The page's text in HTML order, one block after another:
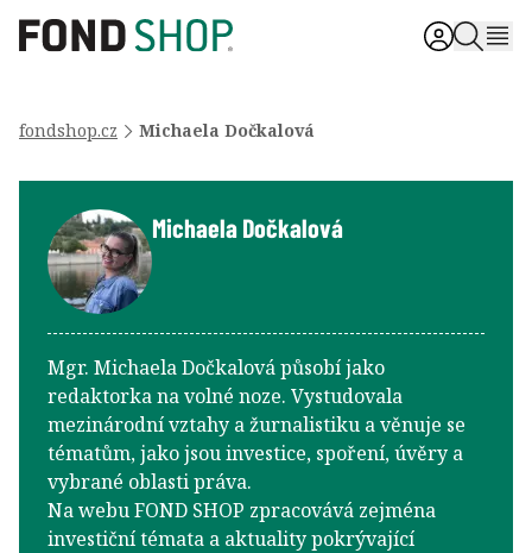
fondshop.cz Michaela Dočkalová
Michaela Dočkalová
Mgr. Michaela Dočkalová působí jako
redaktorka na volné noze. Vystudovala
mezinárodní vztahy a žurnalistiku a věnuje se
tématům, jako jsou investice, spoření, úvěry a
vybrané oblasti práva.
Na webu FOND SHOP zpracovává zejména
investiční témata a aktuality pokrývající